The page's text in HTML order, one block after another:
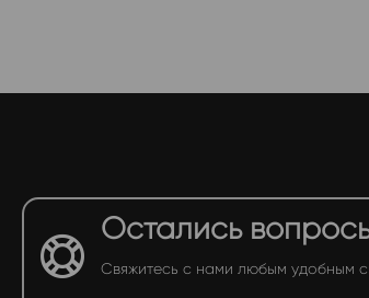
Остались
Свяжитесь с нами любым удобным